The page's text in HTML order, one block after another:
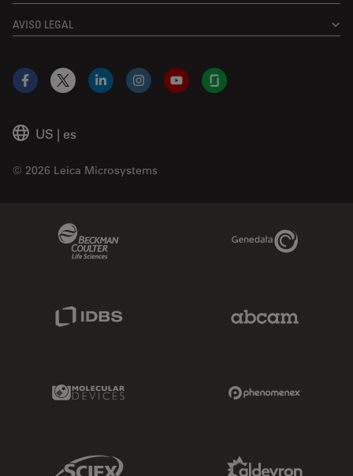
AVISO LEGAL
US | es
© 2026 Leica Microsystems
Facebook
X LinkedInInstagramYouTubeGlassdoor
Genedata Link
Molecular Devices Link
Sciex Link